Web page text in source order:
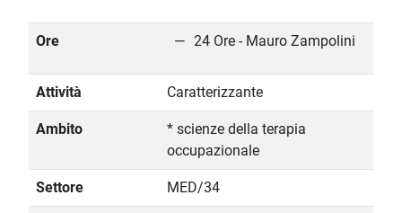
Ore 24 Ore - Mauro Zampolini
Attività Caratterizzante
Ambito
* scienze della terapia
occupazionale
Settore MED/34